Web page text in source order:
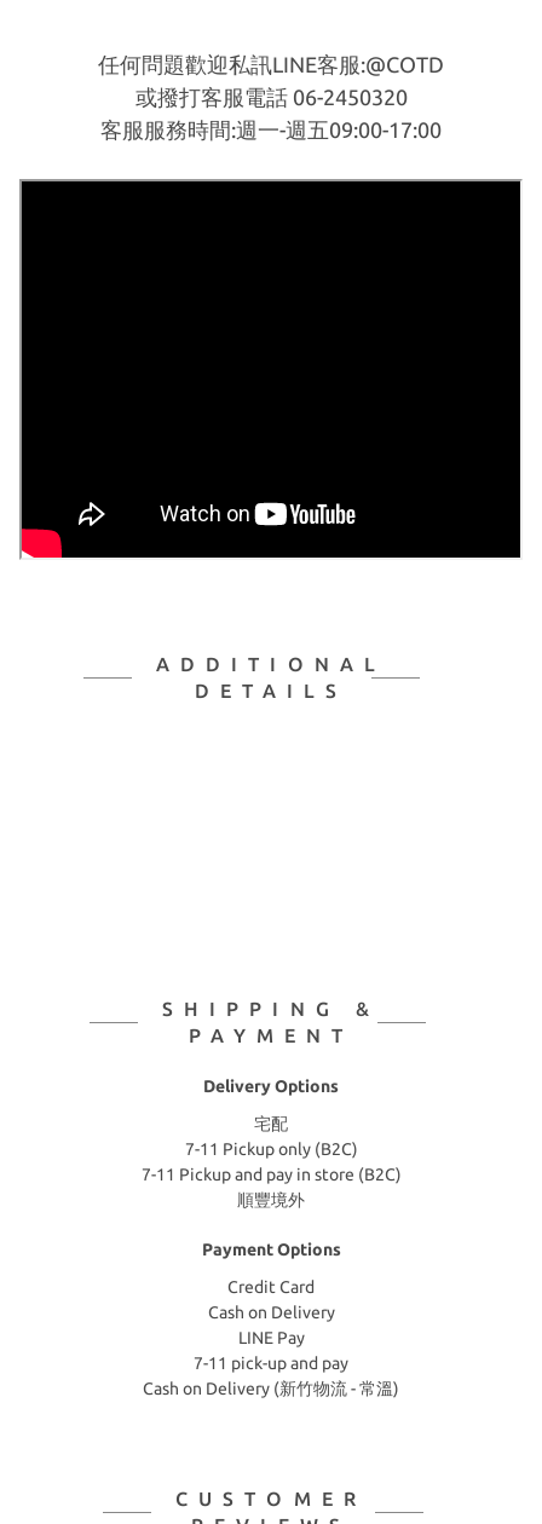
任何問題歡迎私訊LINE客服:@COTD
或撥打客服電話 06-2450320
客服服務時間:週一-週五09:00-17:00
ADDITIONAL
DETAILS
SHIPPING &
PAYMENT
Delivery Options
宅配
7-11 Pickup only (B2C)
7-11 Pickup and pay in store (B2C)
順豐境外
Payment Options
Credit Card
Cash on Delivery
LINE Pay
7-11 pick-up and pay
Cash on Delivery (新竹物流 - 常溫)
CUSTOMER